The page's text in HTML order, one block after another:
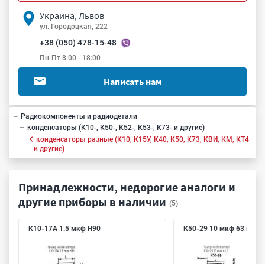
Украина, Львов
ул. Городоцкая, 222
+38 (050) 478-15-48
Пн-Пт 8:00 - 18:00
Написать нам
Радиокомпоненты и радиодетали
конденсаторы (К10-, К50-, К52-, К53-, К73- и другие)
конденсаторы разные (К10, К15У, К40, К50, К73, КВИ, КМ, КТ4
и другие)
Принадлежности, недорогие аналоги и
другие приборы в наличии (5)
К10-17А 1.5 мкф Н90 К50-29 10 мкф 63 в